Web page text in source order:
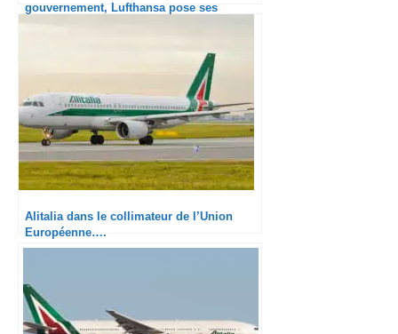
gouvernement, Lufthansa pose ses
Alitalia dans le collimateur de l’Union
Européenne….